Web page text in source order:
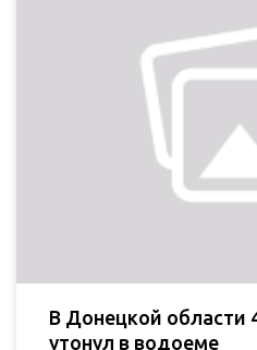
В Донецкой области
утонул в водоеме